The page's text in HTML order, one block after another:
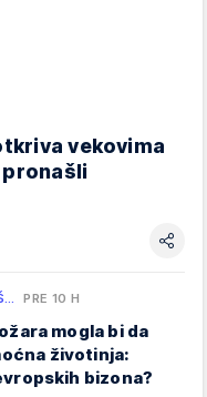
vekovima
PRE 10 H
mogla bi da
životinja:
bizona?